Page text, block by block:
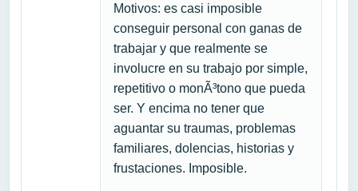
Motivos: es casi imposible
conseguir personal con ganas de
trabajar y que realmente se
involucre en su trabajo por simple,
repetitivo o monÃ³tono que pueda
ser. Y encima no tener que
aguantar su traumas, problemas
familiares, dolencias, historias y
frustaciones. Imposible.